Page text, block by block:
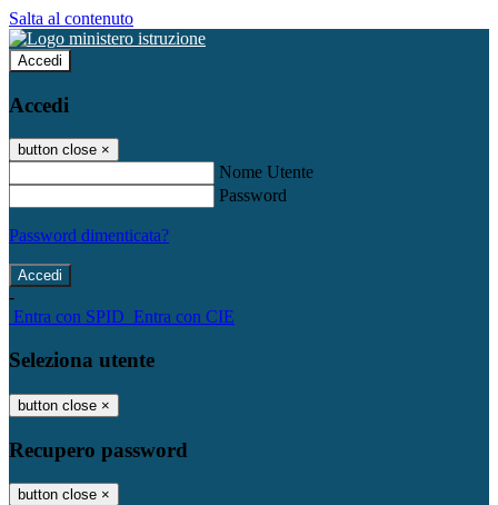
Salta al contenuto
Accedi
Accedi
button close ×
Nome Utente
Password
Password dimenticata?
-
Entra con SPID Entra con CIE
Seleziona utente
button close ×
Recupero password
button close ×